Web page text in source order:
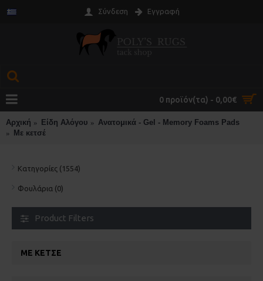
Σύνδεση Εγγραφή
0 προϊόν(τα) - 0,00€
Αρχική Είδη Αλόγου
Ανατομικά - Gel - Memory Foams Pads
Με κετσέ
Κατηγορίες (1554)
Φουλάρια (0)
Product Filters
ΜΕ ΚΕΤΣΈ